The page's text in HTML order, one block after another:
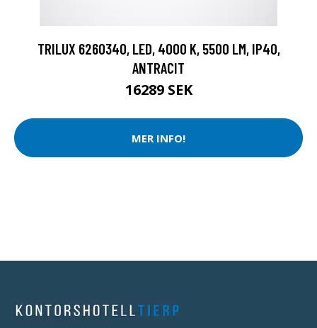
TRILUX 6260340, LED, 4000 K, 5500 LM, IP40,
ANTRACIT
16289 SEK
MER INFO!